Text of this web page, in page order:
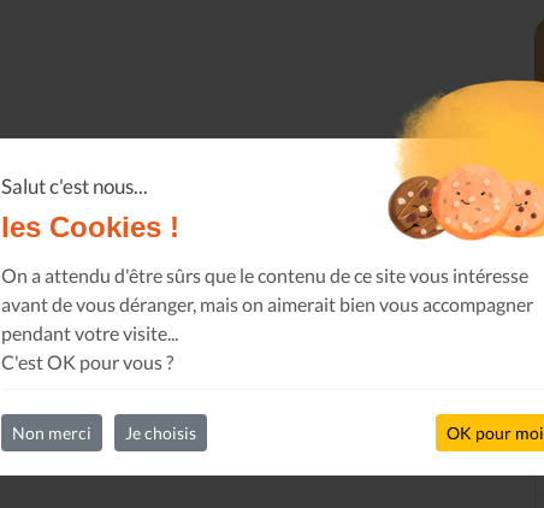
Salut c'est nous...
les Cookies !
On a attendu d'être sûrs que le contenu de ce site vous intéresse
avant de vous déranger, mais on aimerait bien vous accompagner
pendant votre visite...
C'est OK pour vous ?
Non merci Je choisis OK pour moi